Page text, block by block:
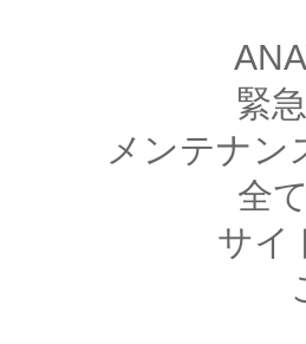
緊
メンテナン
全
サイ